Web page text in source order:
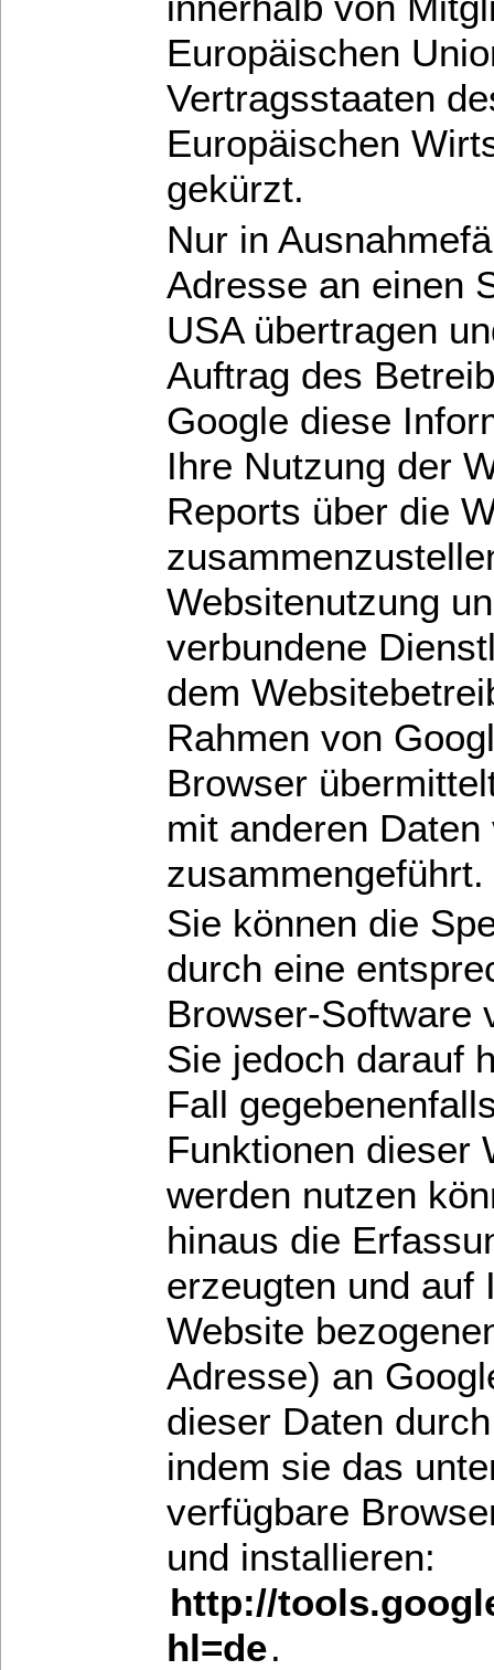
Europäischen
Vertragsstaaten
Europäischen
gekürzt.
Nur in
Adresse an einen
USA übertragen
Auftrag des
Google diese
Ihre Nutzung der
Reports über die
Websitenutzung
verbundene
dem
Rahmen von
Browser
mit anderen
zusammengeführt.
Sie können die
durch eine
Browser-Software
Sie jedoch darauf
Fall
Funktionen dieser
werden nutzen
hinaus die
erzeugten und auf
Website
Adresse) an
dieser Daten
indem sie das
verfügbare
und installieren:
http://
hl=de.